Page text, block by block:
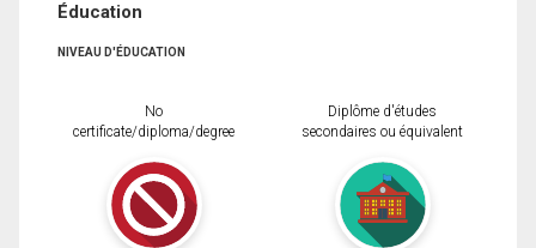
Éducation
NIVEAU D'ÉDUCATION
No
certificate/diploma/degree
Diplôme d'études
secondaires ou équivalent